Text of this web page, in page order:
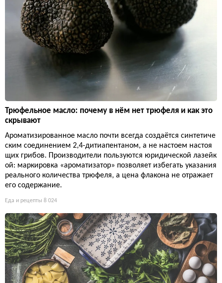
Трюфельное масло: почему в нём нет трюфеля и как это
скрывают
Ароматизированное масло почти всегда создаётся синтетиче
ским соединением 2,4-дитиапентаном, а не настоем настоя
щих грибов. Производители пользуются юридической лазейк
ой: маркировка «ароматизатор» позволяет избегать указания
реального количества трюфеля, а цена флакона не отражает
его содержание.
Еда и рецепты 8 024